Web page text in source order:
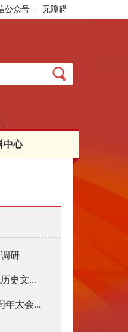
公众号 无障碍
中心
研
史文...
年大会...